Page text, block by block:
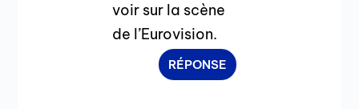
voir sur la scène
de l’Eurovision.
RÉPONSE